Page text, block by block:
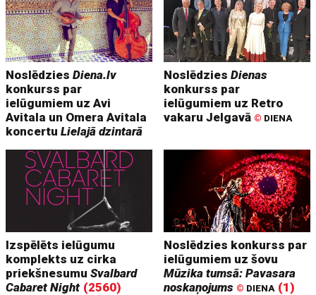
NoslēdziesDiena.lv
konkurss par
ielūgumiem uz Avi
Avitala un Omera Avitala
koncertuLielajā dzintarā
NoslēdziesDienas
konkurss par
ielūgumiem uz Retro
vakaru Jelgavā © DIENA
Izspēlēts ielūgumu
komplekts uz cirka
priekšnesumuSvalbard
Cabaret Night (2560)
Noslēdzies konkurss par
ielūgumiem uz šovu
Mūzika tumsā: Pavasara
noskaņojums © DIENA (1)